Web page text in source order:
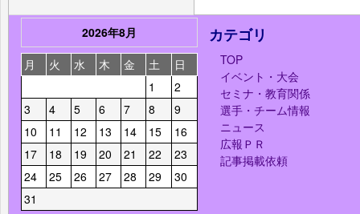
2026年8月
月
火 水 木 金 土
日
1
2
3
4 5 6 7 8
9
10
11 12 13 14 15
16
17
18 19 20 21 22
23
24
25 26 27 28 29
30
31
カテゴリ
TOP
イベント・大会
セミナ・教育関係
選手・チーム情報
ニュース
広報ＰＲ
記事掲載依頼